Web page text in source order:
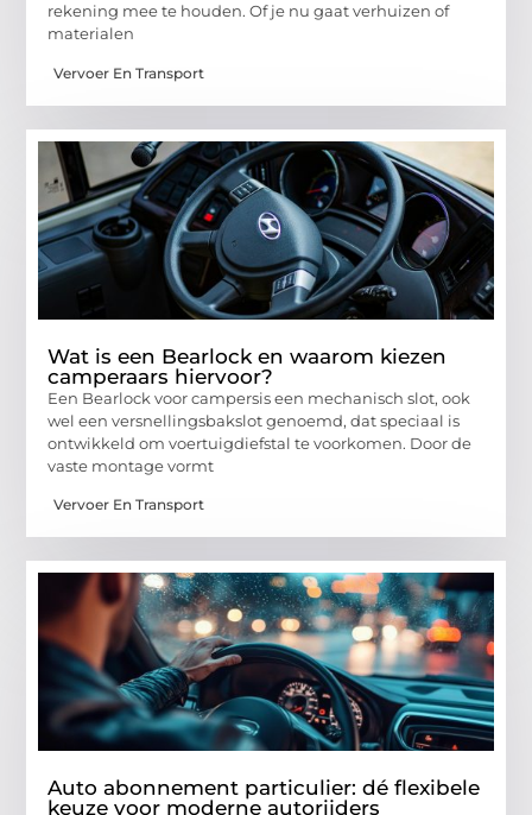
rekening mee te houden. Of je nu gaat verhuizen of
materialen
Vervoer En Transport
Wat is een Bearlock en waarom kiezen
camperaars hiervoor?
Een Bearlock voor campersis een mechanisch slot, ook
wel een versnellingsbakslot genoemd, dat speciaal is
ontwikkeld om voertuigdiefstal te voorkomen. Door de
vaste montage vormt
Vervoer En Transport
Auto abonnement particulier: dé flexibele
keuze voor moderne autorijders